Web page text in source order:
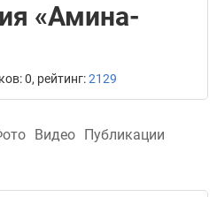
«Амина-
0, рейтинг:2129
Видео Публикации